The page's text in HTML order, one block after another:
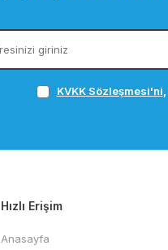
KVKK Sözleşmesi'ni
Hızlı Erişim
Anasayfa